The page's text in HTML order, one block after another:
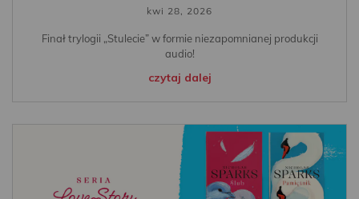
kwi 28, 2026
Finał trylogii „Stulecie” w formie niezapomnianej produkcji
audio!
czytaj dalej